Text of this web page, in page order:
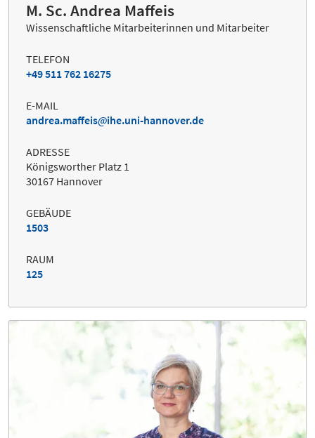
M. Sc. Andrea Maffeis
Wissenschaftliche Mitarbeiterinnen und Mitarbeiter
TELEFON
+49 511 762 16275
E-MAIL
andrea.maffeis
ihe.uni-hannover.de
ADRESSE
Königsworther Platz 1
30167 Hannover
GEBÄUDE
1503
RAUM
125